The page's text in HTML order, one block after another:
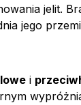
jelit.
jego
i